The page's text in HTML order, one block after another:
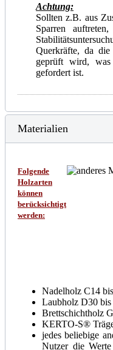
Achtung:
Sollten z.B. aus
Sparren
Querkräfte, da die
geprüft wird,
gefordert ist.
Materialien
Folgende
Holzarten
können
berücksichtigt
werden:
Nadelholz C14
Laubholz D30
Brettschichtholz
KERTO-S®
jedes beliebige
Nutzer die